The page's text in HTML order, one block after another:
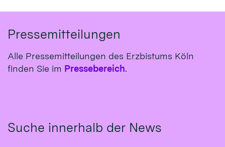
Pressemitteilungen
Alle Pressemitteilungen des Erzbistums Köln
finden Sie im Pressebereich.
Suche innerhalb der News